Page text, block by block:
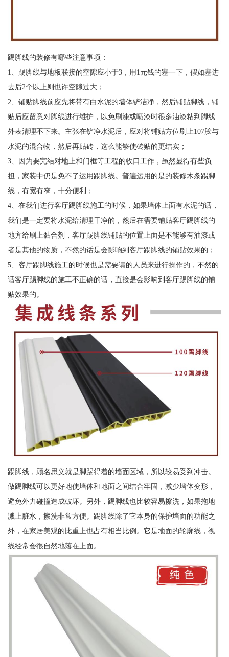
踢脚线的装修有哪些注意事项：
1、踢脚线与地板联接的空隙应小于3，用1元钱的塞一下，假如塞进
去后2个以上则也许空隙过大；
2、铺贴脚线前应先将带有白水泥的墙体铲洁净，然后铺贴脚线，铺
贴后应留意对脚线进行维护，以免刷漆或喷漆时很多油漆粘到脚线
外表清理不下来。主张在铲净水泥后，应对将铺贴方位刷上107胶与
水泥的混合物，然后再贴砖，这么能够使砖贴的更结实；
3、因为要完结对地上和门框等工程的收口工作，虽然显得有些负
担，家装中仍是免不了运用踢脚线。普遍运用的是的装修木条踢脚
线，有宽有窄，十分便利；
4、在我们进行客厅踢脚线施工的时候，如果墙体上面有水泥的话，
我们是一定要将水泥给清理干净的，然后在需要铺贴客厅踢脚线的
地方给刷上黏合剂，客厅踢脚线铺贴的位置上面是不能够有油漆或
者是其他的物质，不然的话是会影响到客厅踢脚线的铺贴效果的；
5、客厅踢脚线施工的时候也是需要请的人员来进行操作的，不然的
话客厅踢脚线的施工不正确的话，直接是会影响到客厅踢脚线的铺
贴效果的。
踢脚线，顾名思义就是脚踢得着的墙面区域，所以较易受到冲击。
做踢脚线可以更好地使墙体和地面之间结合牢固，减少墙体变形，
避免外力碰撞造成破坏。另外，踢脚线也比较容易擦洗，如果拖地
溅上脏水，擦洗非常方便。踢脚线除了它本身的保护墙面的功能之
外，在家居美观的比重上也占有相当比例。它是地面的轮廓线，视
线经常会很自然地落在上面。